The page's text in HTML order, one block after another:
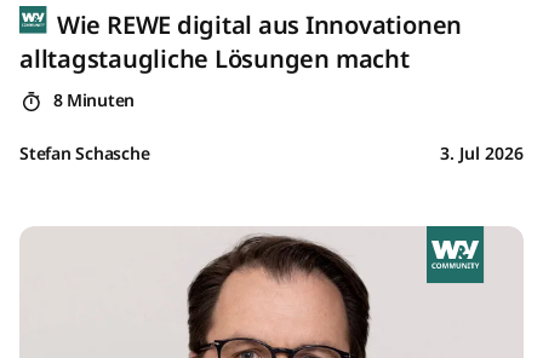
Wie REWE digital aus Innovationen
alltagstaugliche Lösungen macht
8 Minuten
Stefan Schasche 3. Jul 2026